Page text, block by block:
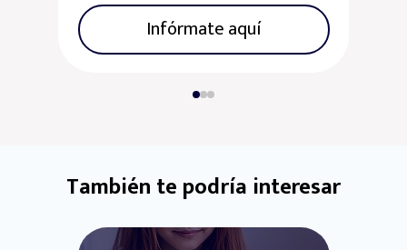
Infórmate aquí
También te podría interesar